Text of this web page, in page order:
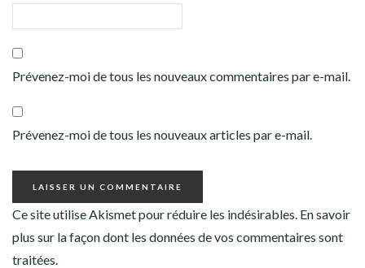
Prévenez-moi de tous les nouveaux commentaires par e-mail.
Prévenez-moi de tous les nouveaux articles par e-mail.
Ce site utilise Akismet pour réduire les indésirables. En savoir
plus sur la façon dont les données de vos commentaires sont
traitées